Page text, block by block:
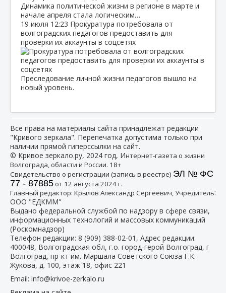
Динамика политической жизни в регионе в марте и
начале апреля стала логическим…
19 июля 12:23 Прокуратура потребовала от
волгоградских педагогов предоставить для
проверки их аккаунты в соцсетях
Преследование личной жизни педагогов вышло на
новый уровень.
Все права на материалы сайта принадлежат редакции
"Кривого зеркала". Перепечатка допустима только при
наличии прямой гиперссылки на сайт.
© Кривое зеркало.ру, 2024 год, Интернет-газета о жизни
Волгограда, области и России. 18+
Свидетельство о регистрации (запись в реестре) ЭЛ № ФС
77 - 87885от 12 августа 2024 г.
Главный редактор: Крылов Александр Сергеевич, Учредитель:
ООО "ЕДКММ"
Выдано федеральной службой по надзору в сфере связи,
информационных технологий и массовых коммуникаций
(Роскомнадзор)
Телефон редакции: 8 (909) 388-02-01 , Адрес редакции:
400048, Волгоградская обл, г.о. город-герой Волгоград, г
Волгоград, пр-кт им. Маршала Советского Союза Г.К.
Жукова, д. 100, этаж 18, офис 221
Email: info@krivoe-zerkalo.ru